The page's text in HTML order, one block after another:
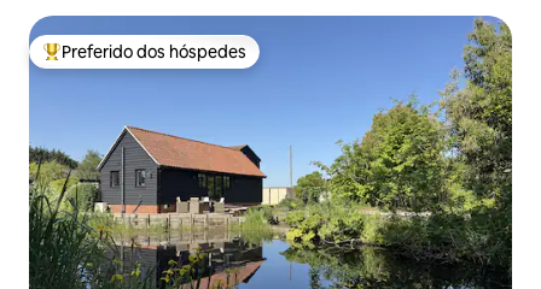
Entre os melhores preferidos dos hóspedes
Preferido dos hóspedes